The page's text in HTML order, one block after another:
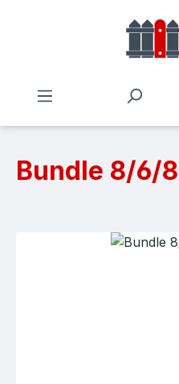
Zum Hauptinhalt springen
Bundle 8/6/
Bildergalerie überspringen